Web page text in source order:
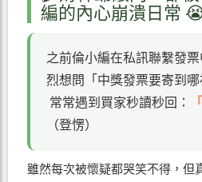
編的內心崩潰日常
之前倫小編在私訊聯繫發
烈想問「中獎發票要寄到
常常遇到買家秒讀秒回：
（登愣）
雖然每次被懷疑都哭笑不得，但